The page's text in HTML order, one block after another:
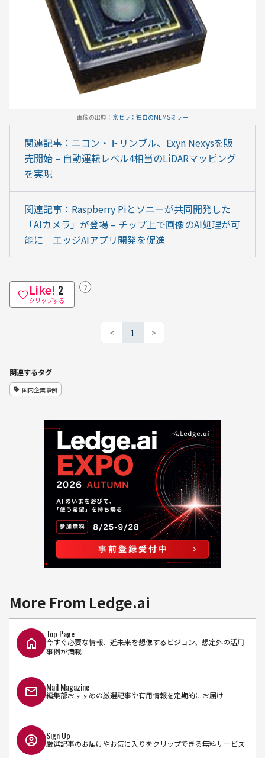
画像の出典： 京セラ：独自のMEMSミラー
関連記事：ニコン・トリンブル、Exyn Nexysを販
売開始 – 自動運転レベル4相当のLiDARマッピング
を実現
関連記事：Raspberry Piとソニーが共同開発した
「AIカメラ」が登場 – チップ上で画像のAI処理が可
能に　エッジAIアプリ開発を促進
Like! 2
クリップする
？
< 1 >
関連するタグ
国内企業事例
More From Ledge.ai
Top Page
今すぐ必要な情報、近未来を想像するビジョン、想定外の活用
事例が満載
Mail Magazine
編集部おすすめの厳選記事や有用情報を定期的にお届け
Sign Up
厳選記事のお届けやお気に入りをクリップできる無料サービス